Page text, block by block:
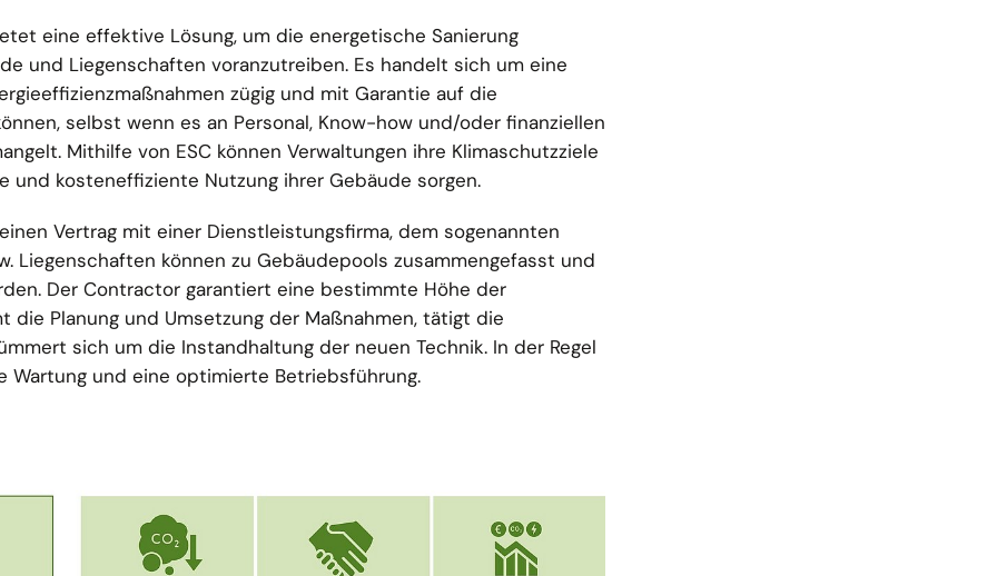
eine effektive Lösung, um die energetische Sanierung
und Liegenschaften voranzutreiben. Es handelt sich um eine
zügig und mit Garantie auf die
selbst wenn es an Personal, Know-how und/oder finanziellen
Mithilfe von ESC können Verwaltungen ihre Klimaschutzziele
und kosteneffiziente Nutzung ihrer Gebäude sorgen.
Vertrag mit einer Dienstleistungsfirma, dem sogenannten
Liegenschaften können zu Gebäudepools zusammengefasst und
Der Contractor garantiert eine bestimmte Höhe der
die Planung und Umsetzung der Maßnahmen, tätigt die
sich um die Instandhaltung der neuen Technik. In der Regel
Wartung und eine optimierte Betriebsführung.